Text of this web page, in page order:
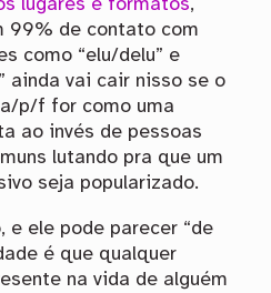
lugares e formatos,
99% de contato com
como “elu/delu” e
ainda vai cair nisso se o
p/f for como uma
ao invés de pessoas
lutando pra que um
seja popularizado.
e ele pode parecer “de
é que qualquer
na vida de alguém